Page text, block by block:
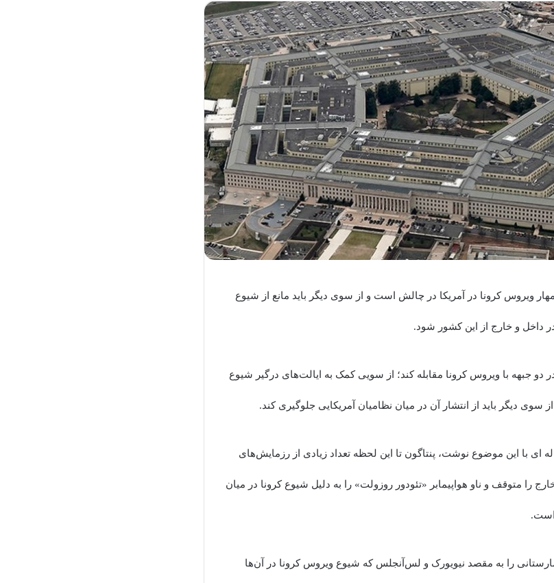
ویروس کرونا در آمریکا در چالش است و از سوی دیگر باید مانع از شیوع
داخل و خارج از این کشور شود.
دو جبهه با ویروس کرونا مقابله کند؛ از سویی کمک به ایالت‌های درگیر شیوع
سوی دیگر باید از انتشار آن در میان نظامیان آمریکایی جلوگیری کند.
ای با این موضوع نوشت، پنتاگون تا این لحظه تعداد زیادی از رزمایش‌های
را متوقف و ناو هواپیمابر «تئودور روزولت» را به دلیل شیوع کرونا در میان
است.
را به مقصد نیویورک و لس‌آنجلس که شیوع ویروس کرونا در آن‌ها